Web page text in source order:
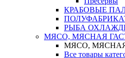
КРАБОВЫЕ
РЫБА
МЯСО, МЯСНАЯ
МЯСО,
Все товары